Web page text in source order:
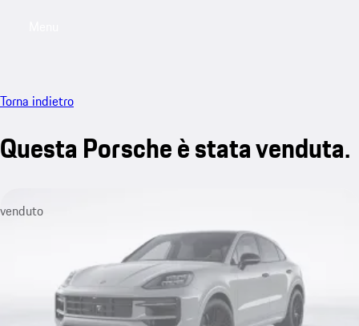
Torna indietro
Questa Porsche è stata venduta.
venduto